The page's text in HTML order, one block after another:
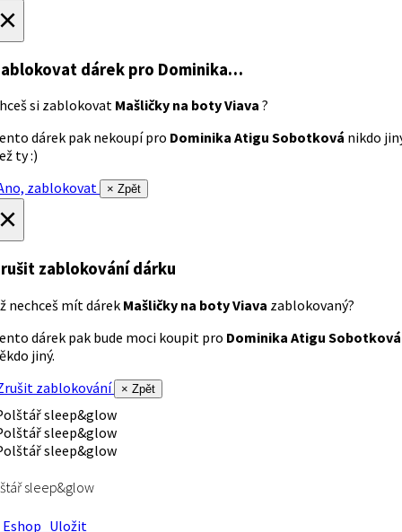
dárek pro Dominika…
si zablokovat Mašličky na boty Viava ?
dárek pak nekoupí pro Dominika Atigu Sobotková nikdo
ty :)
zablokovat
× Zpět
zablokování dárku
nechceš mít dárek Mašličky na boty Viava zablokovaný?
dárek pak bude moci koupit pro Dominika Atigu Sobotková
jiný.
zablokování
× Zpět
sleep&glow
Uložit